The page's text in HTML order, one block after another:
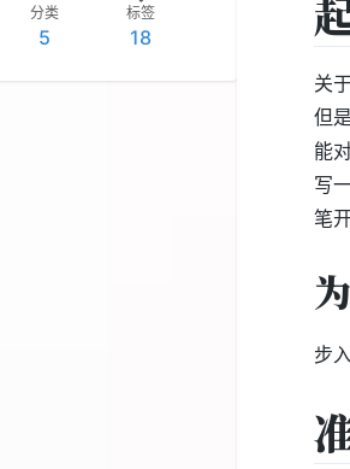
分类
5
标签
18
关
但
能
写
笔
步